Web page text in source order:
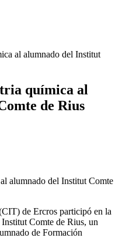
al alumnado del Institut
química al
de Rius
de Ercros participó en la
Comte de Rius, un
de Formación